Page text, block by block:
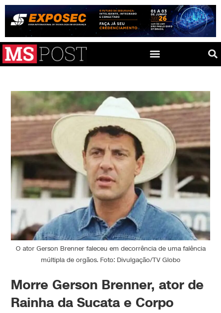
O ator Gerson Brenner faleceu em decorrência de uma falência
múltipla de orgãos. Foto: Divulgação/TV Globo
Morre Gerson Brenner, ator de
Rainha da Sucata e Corpo